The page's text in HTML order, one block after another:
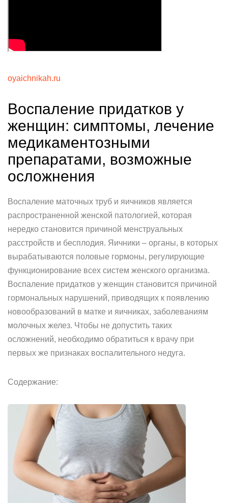
oyaichnikah.ru
Воспаление придатков у
женщин: симптомы, лечение
медикаментозными
препаратами, возможные
осложнения
Воспаление маточных труб и яичников является
распространенной женской патологией, которая
нередко становится причиной менструальных
расстройств и бесплодия. Яичники – органы, в которых
вырабатываются половые гормоны, регулирующие
функционирование всех систем женского организма.
Воспаление придатков у женщин становится причиной
гормональных нарушений, приводящих к появлению
новообразований в матке и яичниках, заболеваниям
молочных желез. Чтобы не допустить таких
осложнений, необходимо обратиться к врачу при
первых же признаках воспалительного недуга.
Содержание: